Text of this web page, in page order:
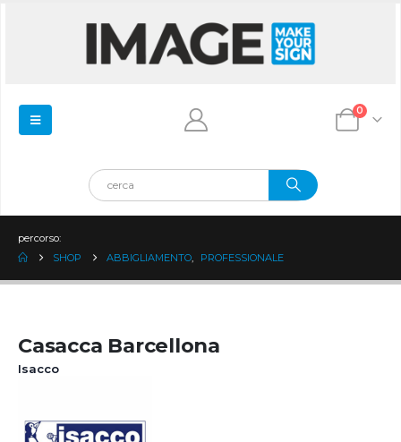
0
percorso:
SHOP
ABBIGLIAMENTO PROFESSIONALE
Casacca Barcellona
Isacco